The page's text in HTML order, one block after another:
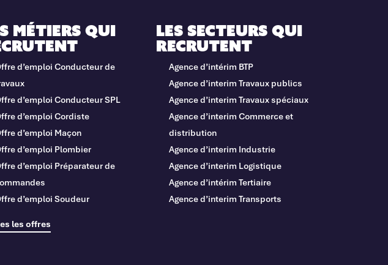
métiers qui
d’emploi Conducteur de
d’emploi Conducteur SPL
d’emploi Cordiste
d’emploi Maçon
d’emploi Plombier
d’emploi Préparateur de
d’emploi Soudeur
les offres
Les secteurs qui
recrutent
Agence d’intérim BTP
Agence d’interim Travaux publics
Agence d’interim Travaux spéciaux
Agence d’interim Commerce et
distribution
Agence d’interim Industrie
Agence d’interim Logistique
Agence d’intérim Tertiaire
Agence d’interim Transports